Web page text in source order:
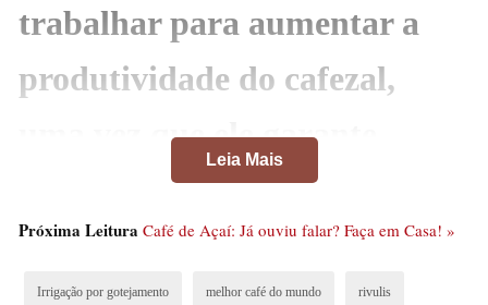
trabalhar para aumentar a
produtividade do cafezal,
uma vez que ele garante
aumentos substanciais
A produtividade média da cafeicultura no Brasil está
Leia Mais
Próxima Leitura Café de Açaí: Já ouviu falar? Faça em Casa! »
Irrigação por gotejamento melhor café do mundo rivulis